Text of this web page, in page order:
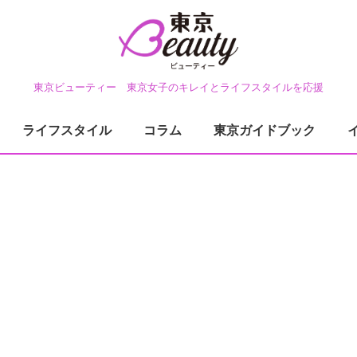
東京ビューティー 東京女子のキレイとライフスタイルを応援
ライフスタイル コラム 東京ガイドブック